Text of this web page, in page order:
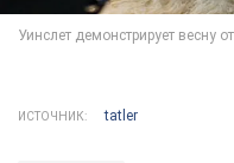
ИСТОЧНИК: tatler